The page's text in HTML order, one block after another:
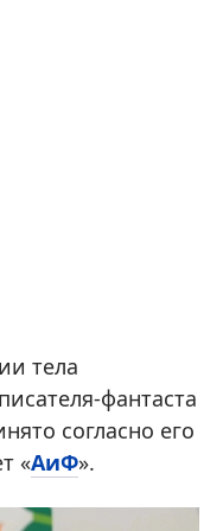
тела
фантаста
согласно его
«АиФ».